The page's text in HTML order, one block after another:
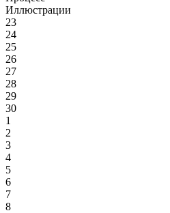
Иллюстрации
23
24
25
26
27
28
29
30
1
2
3
4
5
6
7
8